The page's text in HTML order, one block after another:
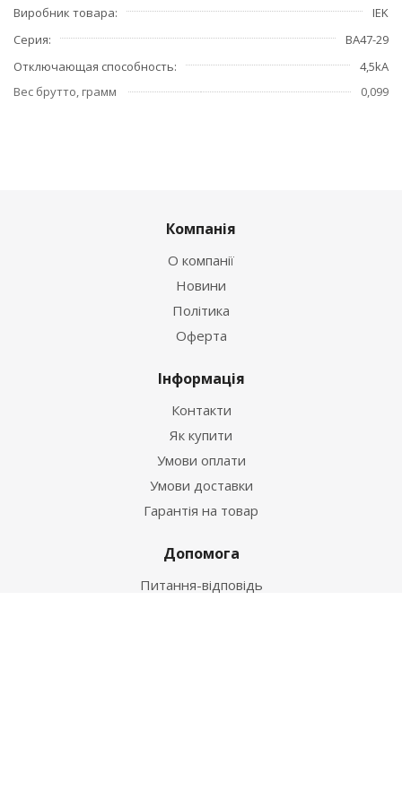
Виробник товара
IEK
Серия
ВА47-29
Отключающая способность
4,5kA
Вес брутто, грамм
0,099
Компанія
О компанії
Новини
Політика
Оферта
Інформація
Контакти
Як купити
Умови оплати
Умови доставки
Гарантія на товар
Допомога
Питання-відповідь